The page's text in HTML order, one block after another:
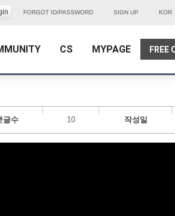
FORGOT ID/PASSWORD SIGN UP KOR
CS MYPAGE FREE
글수 10 작성일